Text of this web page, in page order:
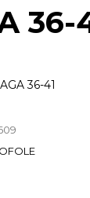
36-
36-41